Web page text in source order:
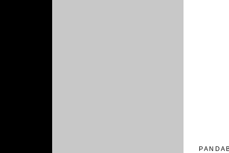
P A N D A